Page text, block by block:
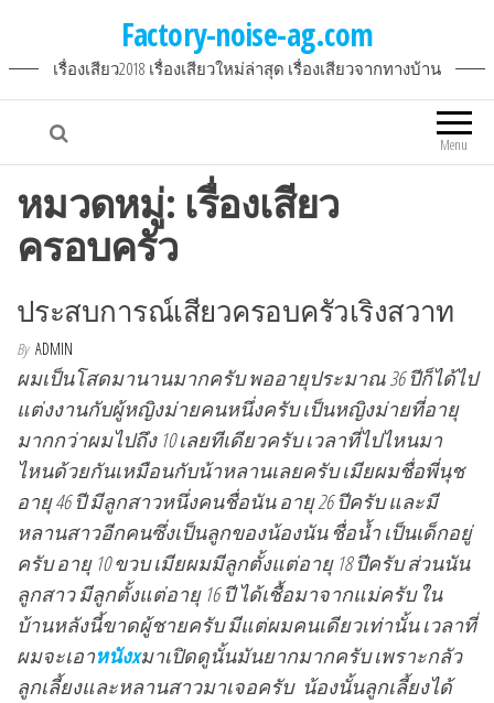
Factory-noise-ag.com
เรื่องเสียว2018 เรื่องเสียวใหม่ล่าสุด เรื่องเสียวจากทางบ้าน
Menu
หมวดหมู่: เรื่องเสียว
ครอบครัว
ประสบการณ์เสียวครอบครัวเริงสวาท
By ADMIN
ผมเป็นโสดมานานมากครับ พออายุประมาณ 36 ปีก็ได้ไป
แต่งงานกับผู้หญิงม่ายคนหนึ่งครับ เป็นหญิงม่ายที่อายุ
มากกว่าผมไปถึง 10 เลยทีเดียวครับ เวลาที่ไปไหนมา
ไหนด้วยกันเหมือนกับน้าหลานเลยครับ เมียผมชื่อพี่นุช
อายุ 46 ปี มีลูกสาวหนึ่งคนชื่อนัน อายุ 26 ปีครับ และมี
หลานสาวอีกคนซึ่งเป็นลูกของน้องนัน ชื่อน้ำ เป็นเด็กอยู่
ครับ อายุ 10 ขวบ เมียผมมีลูกตั้งแต่อายุ 18 ปีครับ ส่วนนัน
ลูกสาว มีลูกตั้งแต่อายุ 16 ปี ได้เชื้อมาจากแม่ครับ ใน
บ้านหลังนี้ขาดผู้ชายครับ มีแต่ผมคนเดียวเท่านั้น เวลาที่
ผมจะเอาหนังxมาเปิดดูนั้นมันยากมากครับ เพราะกลัว
ลูกเลี้ยงและหลานสาวมาเจอครับ น้องนั้นลูกเลี้ยงได้